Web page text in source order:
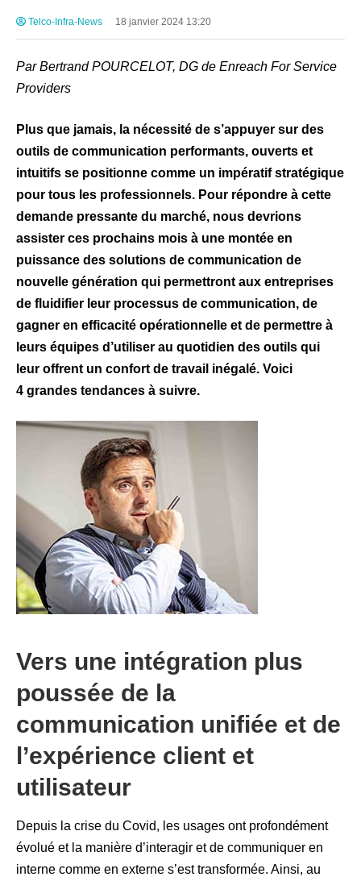
Telco-Infra-News 18 janvier 2024 13:20
Par Bertrand POURCELOT, DG de Enreach For Service
Providers
Plus que jamais, la nécessité de s’appuyer sur des
outils de communication performants, ouverts et
intuitifs se positionne comme un impératif stratégique
pour tous les professionnels. Pour répondre à cette
demande pressante du marché, nous devrions
assister ces prochains mois à une montée en
puissance des solutions de communication de
nouvelle génération qui permettront aux entreprises
de fluidifier leur processus de communication, de
gagner en efficacité opérationnelle et de permettre à
leurs équipes d’utiliser au quotidien des outils qui
leur offrent un confort de travail inégalé. Voici
4 grandes tendances à suivre.
Vers une intégration plus
poussée de la
communication unifiée et de
l’expérience client et
utilisateur
Depuis la crise du Covid, les usages ont profondément
évolué et la manière d’interagir et de communiquer en
interne comme en externe s’est transformée. Ainsi, au